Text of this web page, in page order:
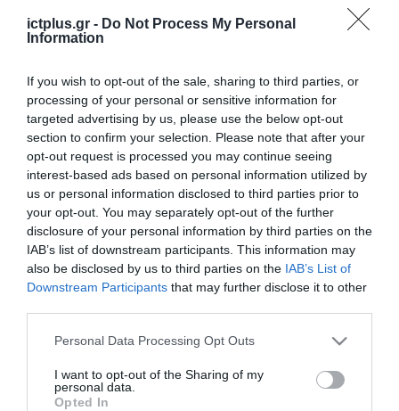
ictplus.gr - Do Not Process My Personal
Information
If you wish to opt-out of the sale, sharing to third parties, or
processing of your personal or sensitive information for
targeted advertising by us, please use the below opt-out
section to confirm your selection. Please note that after your
opt-out request is processed you may continue seeing
interest-based ads based on personal information utilized by
us or personal information disclosed to third parties prior to
your opt-out. You may separately opt-out of the further
disclosure of your personal information by third parties on the
IAB’s list of downstream participants. This information may
also be disclosed by us to third parties on the IAB’s List of
Downstream Participants that may further disclose it to other
Please note that this website/app uses one or more Google
not limited to your visit or usage behaviour. You may click to
grant or deny consent to Google and its third-party tags to
Personal Data Processing Opt Outs
I want to opt-out of the Sharing of my
personal data.
Opted In
Awards, είναι τα πλέον αναγνωρισμένα διεθνώς
κλαδικά βραβεία Marketing για τον κλάδο της
αριστεία και την καινοτομία των παρεχόμενων
υπηρεσιών και […]